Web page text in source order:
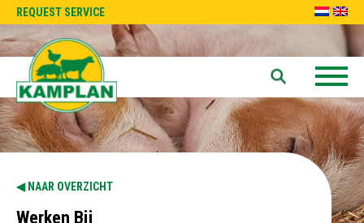
REQUEST SERVICE
NAAR OVERZICHT
Werken Bij